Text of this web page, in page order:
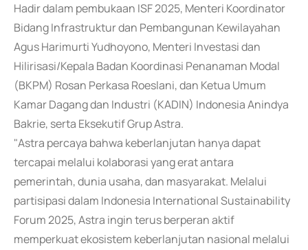
Hadir dalam pembukaan ISF 2025, Menteri Koordinator
Bidang Infrastruktur dan Pembangunan Kewilayahan
Agus Harimurti Yudhoyono, Menteri Investasi dan
Hilirisasi/Kepala Badan Koordinasi Penanaman Modal
(BKPM) Rosan Perkasa Roeslani, dan Ketua Umum
Kamar Dagang dan Industri (KADIN) Indonesia Anindya
Bakrie, serta Eksekutif Grup Astra.
"Astra percaya bahwa keberlanjutan hanya dapat
tercapai melalui kolaborasi yang erat antara
pemerintah, dunia usaha, dan masyarakat. Melalui
partisipasi dalam Indonesia International Sustainability
Forum 2025, Astra ingin terus berperan aktif
memperkuat ekosistem keberlanjutan nasional melalui